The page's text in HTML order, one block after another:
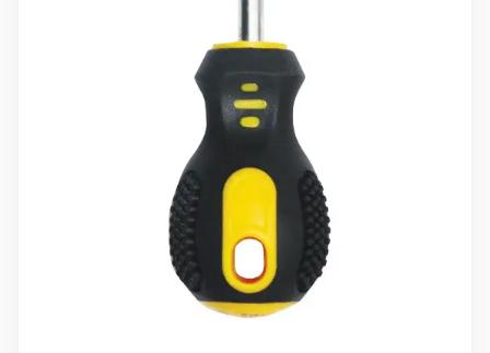
Минимальный заказ
sales@stroyholding.ru
Оплата
Все бренды